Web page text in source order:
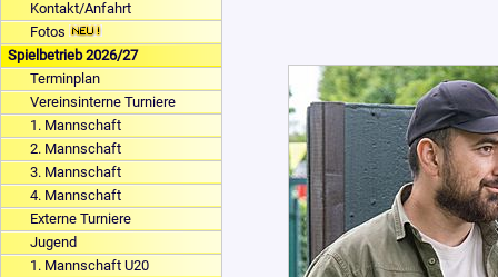
Kontakt/Anfahrt
Fotos
Spielbetrieb 2026/27
Terminplan
Vereinsinterne Turniere
1. Mannschaft
2. Mannschaft
3. Mannschaft
4. Mannschaft
Externe Turniere
Jugend
1. Mannschaft U20